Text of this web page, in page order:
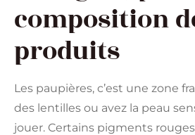
composition
produits
Les paupières, c’est une zone
des lentilles ou avez la peau
jouer. Certains pigments